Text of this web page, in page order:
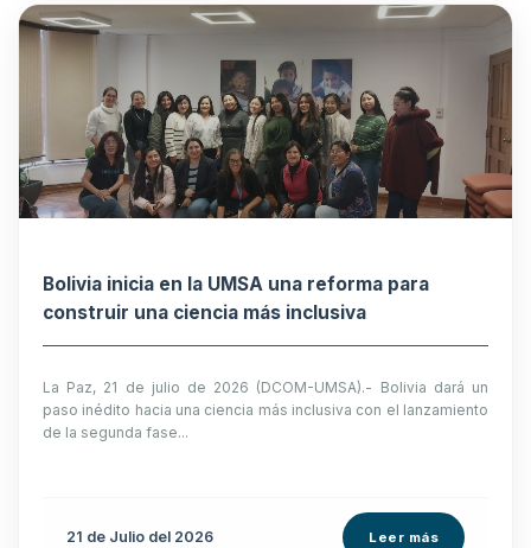
Bolivia inicia en la UMSA una reforma para
construir una ciencia más inclusiva
La Paz, 21 de julio de 2026 (DCOM-UMSA).- Bolivia dará un
paso inédito hacia una ciencia más inclusiva con el lanzamiento
de la segunda fase...
21 de Julio del 2026 Leer más